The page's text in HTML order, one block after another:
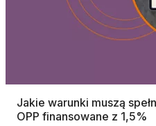
Jakie warunki muszą
OPP finansowane z 1,5%